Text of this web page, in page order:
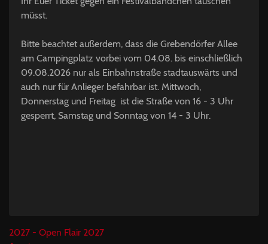
müsst.
Bitte beachtet außerdem, dass die Grebendörfer Allee
am Campingplatz vorbei vom 04.08. bis einschließlich
09.08.2026 nur als Einbahnstraße stadtauswärts und
auch nur für Anlieger befahrbar ist. Mittwoch,
Donnerstag und Freitag ist die Straße von 16 - 3 Uhr
gesperrt, Samstag und Sonntag von 14 - 3 Uhr.
2027 - Open Flair 2027